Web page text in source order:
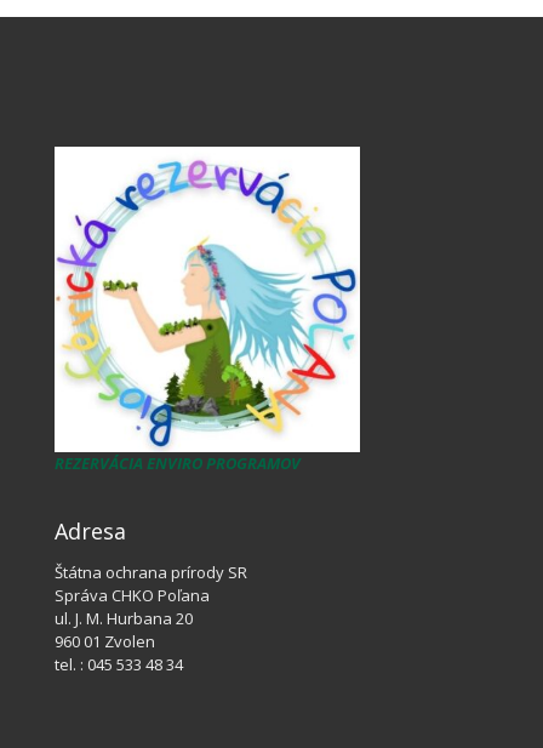
REZERVÁCIA ENVIRO PROGRAMOV
Adresa
Štátna ochrana prírody SR
Správa CHKO Poľana
ul. J. M. Hurbana 20
960 01 Zvolen
tel. : 045 533 48 34